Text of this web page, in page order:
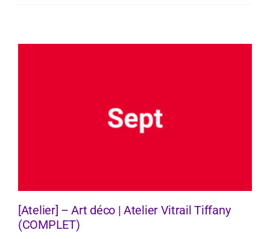
[Atelier] – Art déco | Atelier Vitrail Tiffany
(COMPLET)